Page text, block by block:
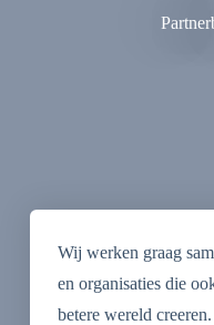
Wij werken graag
en organisaties die
betere wereld